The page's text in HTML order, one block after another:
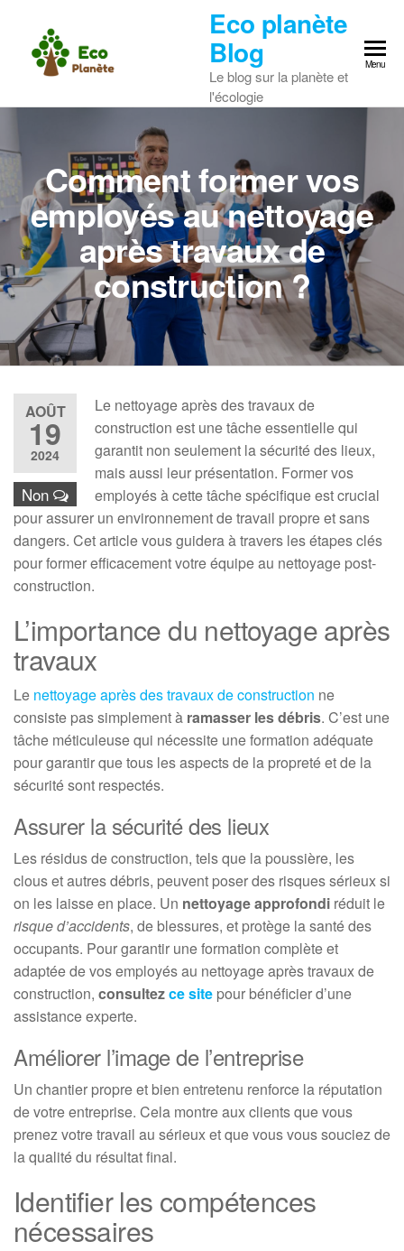
content
Eco planète
Blog
Le blog sur la planète et
l'écologie
Menu
Comment former vos
employés au nettoyage
après travaux de
construction ?
AOÛT
19
2024
Non
Le nettoyage après des travaux de
construction est une tâche essentielle qui
garantit non seulement la sécurité des lieux,
mais aussi leur présentation. Former vos
employés à cette tâche spécifique est crucial
pour assurer un environnement de travail propre et sans
dangers. Cet article vous guidera à travers les étapes clés
pour former efficacement votre équipe au nettoyage post-
construction.
L’importance du nettoyage après
travaux
Le nettoyage après des travaux de construction ne
consiste pas simplement à ramasser les débris. C’est une
tâche méticuleuse qui nécessite une formation adéquate
pour garantir que tous les aspects de la propreté et de la
sécurité sont respectés.
Assurer la sécurité des lieux
Les résidus de construction, tels que la poussière, les
clous et autres débris, peuvent poser des risques sérieux si
on les laisse en place. Un nettoyage approfondi réduit le
risque d’accidents, de blessures, et protège la santé des
occupants. Pour garantir une formation complète et
adaptée de vos employés au nettoyage après travaux de
construction, consultezce site pour bénéficier d’une
assistance experte.
Améliorer l’image de l’entreprise
Un chantier propre et bien entretenu renforce la réputation
de votre entreprise. Cela montre aux clients que vous
prenez votre travail au sérieux et que vous vous souciez de
la qualité du résultat final.
Identifier les compétences
nécessaires